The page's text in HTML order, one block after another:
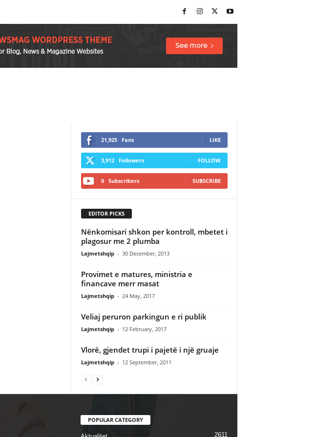
21,925 Fans LIKE
3,912 Followers FOLLOW
0 Subscribers SUBSCRIBE
EDITOR PICKS
Nënkomisari shkon per kontroll, mbetet i
plagosur me 2 plumba
Lajmetshqip - 30 December, 2013
Provimet e matures, ministria e
financave merr masat
Lajmetshqip - 24 May, 2017
Veliaj peruron parkingun e ri publik
Lajmetshqip - 12 February, 2017
Vlorë, gjendet trupi i pajetë i një gruaje
Lajmetshqip - 12 September, 2011
POPULAR CATEGORY
2611